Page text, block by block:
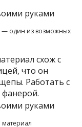
— один из возможных
схож с
что он
Работать с